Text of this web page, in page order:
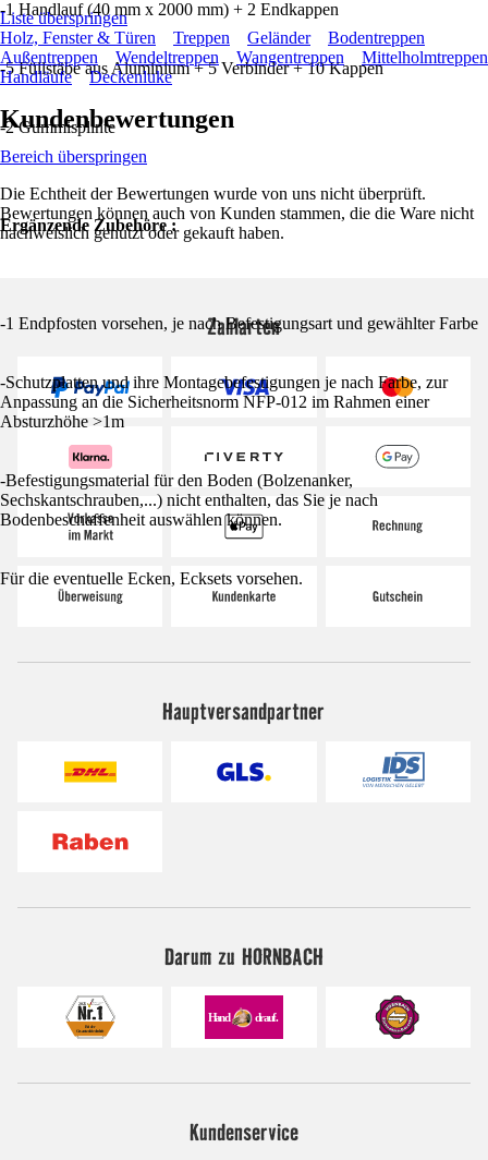
-1 Handlauf (40 mm x 2000 mm) + 2 Endkappen
-5 Füllstäbe aus Aluminium + 5 Verbinder + 10 Kappen
-2 Gummisplinte
Ergänzende Zubehöre :
-1 Endpfosten vorsehen, je nach Befestigungsart und gewählter Farbe
-Schutzplatten und ihre Montagebefestigungen je nach Farbe, zur
Anpassung an die Sicherheitsnorm NFP-012 im Rahmen einer
Absturzhöhe >1m
-Befestigungsmaterial für den Boden (Bolzenanker,
Sechskantschrauben,...) nicht enthalten, das Sie je nach
Bodenbeschaffenheit auswählen können.
Für die eventuelle Ecken, Ecksets vorsehen.
Liste überspringen
Holz, Fenster & Türen
Treppen Geländer
Bodentreppen
Außentreppen
Wendeltreppen Wangentreppen
Mittelholmtreppen
Handläufe
Deckenluke
Kundenbewertungen
Bereich überspringen
Die Echtheit der Bewertungen wurde von uns nicht überprüft.
Bewertungen können auch von Kunden stammen, die die Ware nicht
nachweislich genutzt oder gekauft haben.
Zahlarten
Hauptversandpartner
Darum zu HORNBACH
Kundenservice